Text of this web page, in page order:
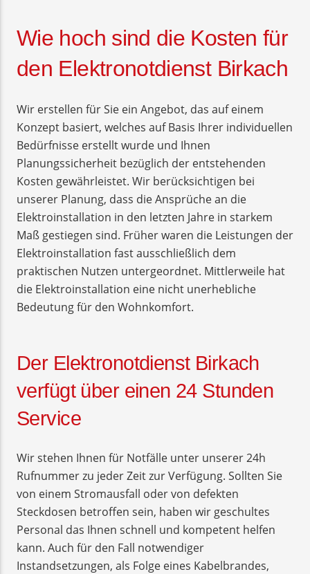
Wie hoch sind die Kosten für
den Elektronotdienst Birkach
Wir erstellen für Sie ein Angebot, das auf einem
Konzept basiert, welches auf Basis Ihrer individuellen
Bedürfnisse erstellt wurde und Ihnen
Planungssicherheit bezüglich der entstehenden
Kosten gewährleistet. Wir berücksichtigen bei
unserer Planung, dass die Ansprüche an die
Elektroinstallation in den letzten Jahre in starkem
Maß gestiegen sind. Früher waren die Leistungen der
Elektroinstallation fast ausschließlich dem
praktischen Nutzen untergeordnet. Mittlerweile hat
die Elektroinstallation eine nicht unerhebliche
Bedeutung für den Wohnkomfort.
Der Elektronotdienst Birkach
verfügt über einen 24 Stunden
Service
Wir stehen Ihnen für Notfälle unter unserer 24h
Rufnummer zu jeder Zeit zur Verfügung. Sollten Sie
von einem Stromausfall oder von defekten
Steckdosen betroffen sein, haben wir geschultes
Personal das Ihnen schnell und kompetent helfen
kann. Auch für den Fall notwendiger
Instandsetzungen, als Folge eines Kabelbrandes,